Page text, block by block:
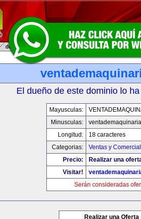
El dueño de este dominio lo
Mayusculas:
Minusculas:
Longitud:
18 caracteres
Categorias:
Ventas y
Precio:
Realizar una
Visitar!
Serán consideradas
Realizar una Oferta